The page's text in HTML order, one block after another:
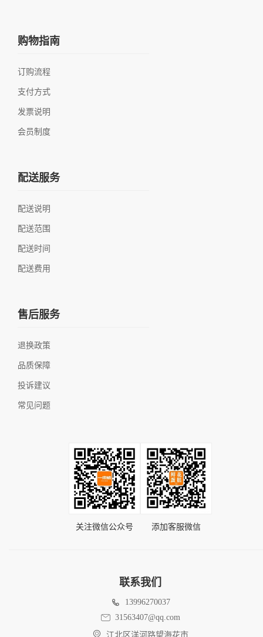
购物指南
订购流程
支付方式
发票说明
会员制度
配送服务
配送说明
配送范围
配送时间
配送费用
售后服务
退换政策
品质保障
投诉建议
常见问题
关注微信公众号 添加客服微信
联系我们
13996270037
31563407@qq.com
江北区洋河路望海花市